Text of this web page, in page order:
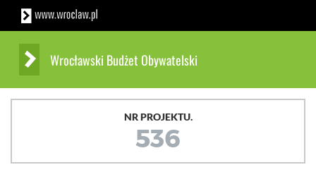
Wrocławski Budżet Obywatelski
NR PROJEKTU.
536